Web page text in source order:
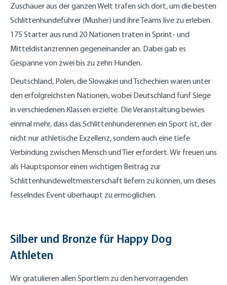
Zuschauer aus der ganzen Welt trafen sich dort, um die besten
Schlittenhundeführer (Musher) und ihre Teams live zu erleben.
175 Starter aus rund 20 Nationen traten in Sprint- und
Mitteldistanzrennen gegeneinander an. Dabei gab es
Gespanne von zwei bis zu zehn Hunden.
Deutschland, Polen, die Slowakei und Tschechien waren unter
den erfolgreichsten Nationen, wobei Deutschland fünf Siege
in verschiedenen Klassen erzielte. Die Veranstaltung bewies
einmal mehr, dass das Schlittenhunderennen ein Sport ist, der
nicht nur athletische Exzellenz, sondern auch eine tiefe
Verbindung zwischen Mensch und Tier erfordert. Wir freuen uns
als Hauptsponsor einen wichtigen Beitrag zur
Schlittenhundeweltmeisterschaft liefern zu können, um dieses
fesselndes Event überhaupt zu ermöglichen.
Silber und Bronze für Happy Dog
Athleten
Wir gratulieren allen Sportlern zu den hervorragenden